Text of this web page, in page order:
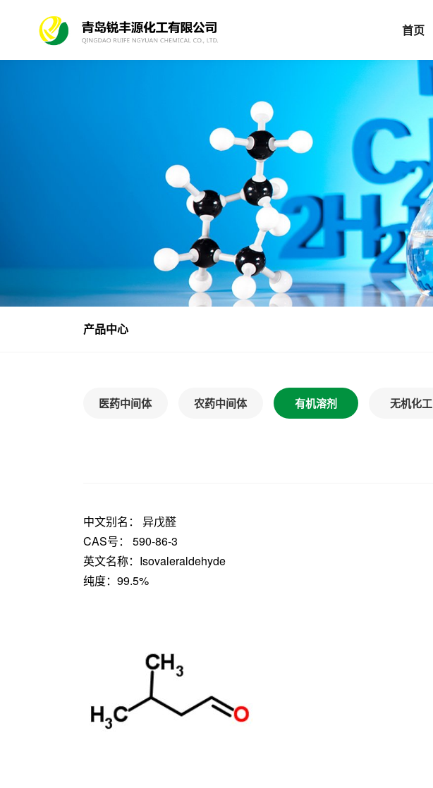
首页
产品中心
医药中间体 农药中间体 有机溶剂 无机化工
中文别名： 异戊醛
CAS号： 590-86-3
英文名称：Isovaleraldehyde
纯度：99.5%